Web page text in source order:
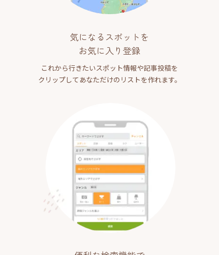
気になるスポットを
お気に入り登録
これから行きたいスポット情報や記事投稿を
クリップしてあなただけのリストを作れます。